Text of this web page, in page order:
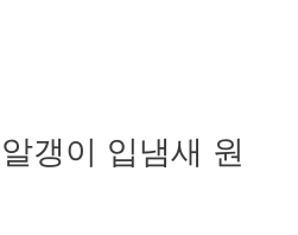
갱이 입냄새 원